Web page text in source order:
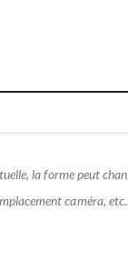
la forme peut
caméra,